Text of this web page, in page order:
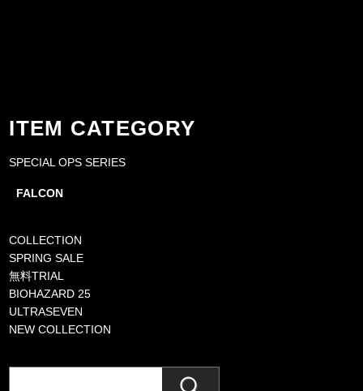
ITEM CATEGORY
SPECIAL OPS SERIES
FALCON
COLLECTION
SPRING SALE
無料TRIAL
BIOHAZARD 25
ULTRASEVEN
NEW COLLECTION